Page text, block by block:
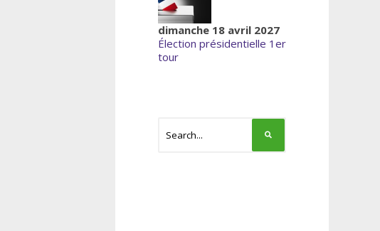
dimanche 18 avril 2027
Élection présidentielle 1er
tour